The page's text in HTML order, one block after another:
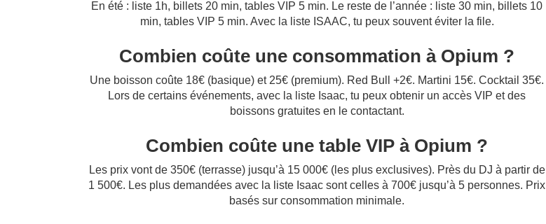
En été : liste 1h, billets 20 min, tables VIP 5 min. Le reste de l’année : liste 30 min, billets 10
min, tables VIP 5 min. Avec la liste ISAAC, tu peux souvent éviter la file.
Combien coûte une consommation à Opium ?
Une boisson coûte 18€ (basique) et 25€ (premium). Red Bull +2€. Martini 15€. Cocktail 35€.
Lors de certains événements, avec la liste Isaac, tu peux obtenir un accès VIP et des
boissons gratuites en le contactant.
Combien coûte une table VIP à Opium ?
Les prix vont de 350€ (terrasse) jusqu’à 15 000€ (les plus exclusives). Près du DJ à partir de
1 500€. Les plus demandées avec la liste Isaac sont celles à 700€ jusqu’à 5 personnes. Prix
basés sur consommation minimale.